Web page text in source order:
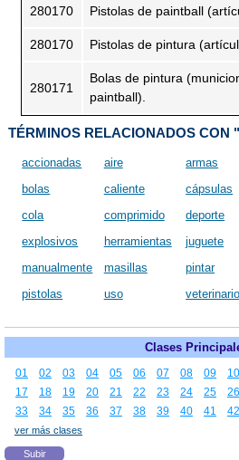
280170 Pistolas de paintball
280170 Pistolas de pintura
280171
Bolas de pintura
paintball).
TÉRMINOS RELACIONADOS CON
accionadas aire armas
bolas
caliente cápsulas
cola
comprimido deporte
explosivos
herramientas juguete
manualmente
masillas pintar
pistolas
uso veterinario
Clases
01 02 03 04 05 06 07 08 09 10
17
18 19 20 21 22 23 24 25 26
33
34 35 36 37 38 39 40 41 42
ver más clases
Subir